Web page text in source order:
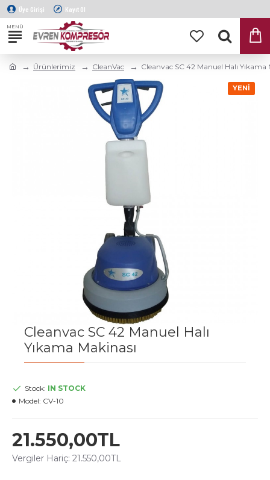
Üye Girişi Kayıt Ol
Ürünlerimiz CleanVac Cleanvac SC 42 Manuel Halı Yıkama
YENI
Cleanvac SC 42 Manuel Halı
Yıkama Makinası
21.550,00TL
Vergiler Hariç: 21.550,00TL
Stock: IN STOCK
Model: CV-10